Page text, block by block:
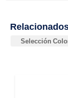
Selección